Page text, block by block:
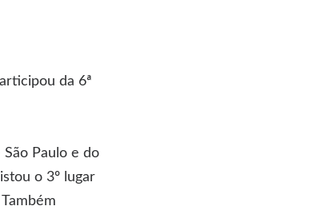
da 6ª
Paulo e do
o 3º lugar